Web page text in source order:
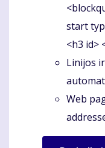
start
<h3 id>
Linijos
Web